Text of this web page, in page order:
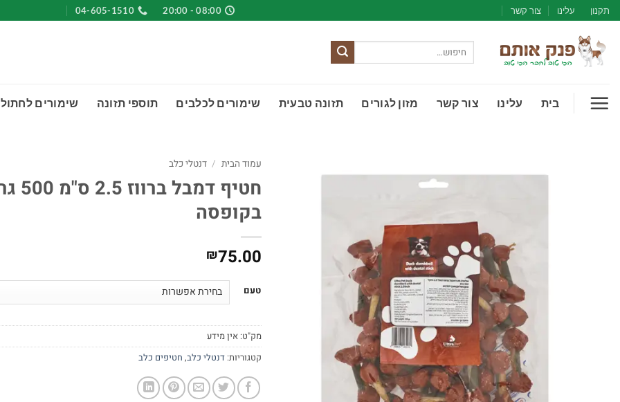
Skip
to
content
תקנון עלינו צור קשר 08:00 - 20:00
04-605-1510
עבור:
בית עלינו צור קשר מזון לגורים תזונה טבעית שימורים לכלבים תוספי תזונה שימורים
עמוד הבית / דנטלי כלב
חטיף דמבל
בקופסה
₪75.00
טעם
מק"ט:אין מידע
קטגוריות:דנטלי כלב, חטיפים כלב